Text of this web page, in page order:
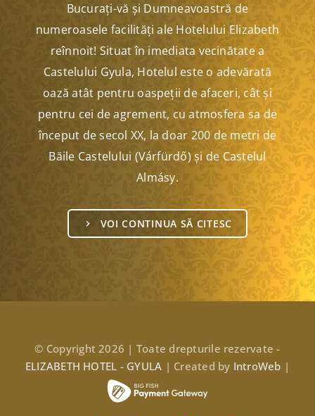
Bucurați-vă și Dumneavoastră de
numeroasele facilități ale Hotelului Elizabeth
reînnoit! Situat în imediata vecinătate a
Castelului Gyula, Hotelul este o adevărată
oază atât pentru oaspeții de afaceri, cât și
pentru cei de agrement, cu atmosfera sa de
început de secol XX, la doar 200 de metri de
Băile Castelului (Várfürdő) și de Castelul
Almásy.
VOI CONTINUA SĂ CITESC
© Copyright 2026 | Toate drepturile rezervate -
ELIZABETH HOTEL - GYULA | Created by IntroWeb |